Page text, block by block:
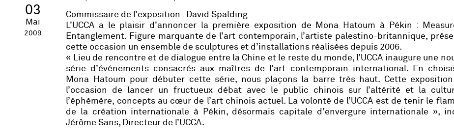
03
Mai
2009
Commissaire de l’exposition : David Spalding
L’UCCA a le plaisir d’annoncer la première exposition de Mona Hatoum à Pékin :
Entanglement. Figure marquante de l’art contemporain, l’artiste palestino-britannique,
cette occasion un ensemble de sculptures et d’installations réalisées depuis 2006.
« Lieu de rencontre et de dialogue entre la Chine et le reste du monde, l’UCCA inaugure une
série d’événements consacrés aux maîtres de l’art contemporain international. En
Mona Hatoum pour débuter cette série, nous plaçons la barre très haut. Cette
l’occasion de lancer un fructueux débat avec le public chinois sur l’altérité et la
l’éphémère, concepts au cœur de l’art chinois actuel. La volonté de l’UCCA est de tenir le
de la création internationale à Pékin, désormais capitale d’envergure internationale »,
Jérôme Sans, Directeur de l’UCCA.